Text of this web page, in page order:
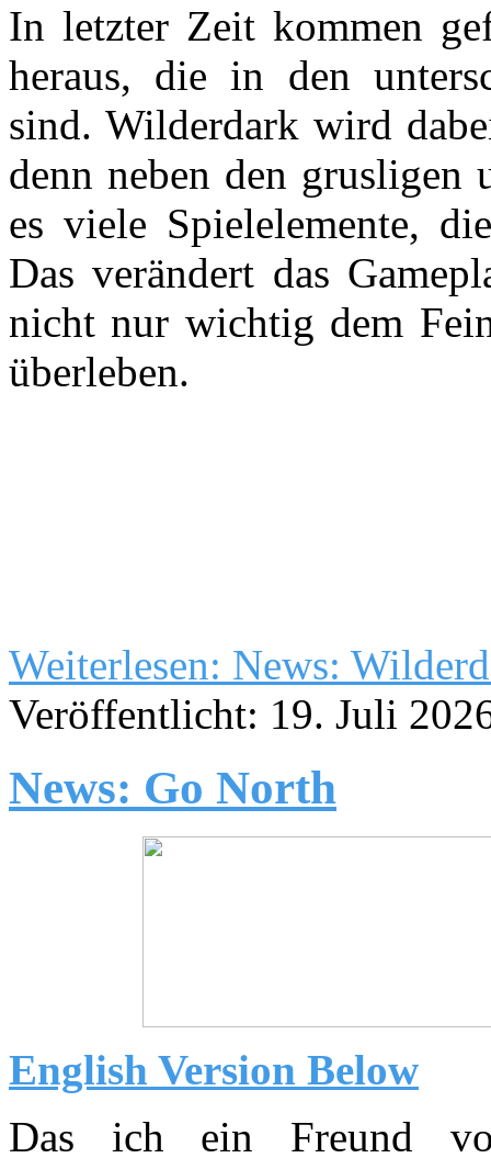
In letzter Zeit kommen
heraus, die in den
sind. Wilderdark wird
denn neben den
es viele Spielelemente,
Das verändert das
nicht nur wichtig dem
überleben.
Weiterlesen: News:
Veröffentlicht: 19. Juli
News: Go North
English Version Below
Das ich ein Freund